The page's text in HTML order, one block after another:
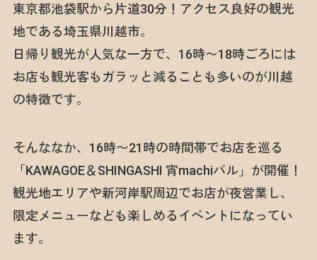
東京都池袋駅から片道30分！アクセス良好の観光
地である埼玉県川越市。
日帰り観光が人気な一方で、16時〜18時ごろには
お店も観光客もガラッと減ることも多いのが川越
の特徴です。
そんななか、16時〜21時の時間帯でお店を巡る
「KAWAGOE＆SHINGASHI 宵machiバル」が開催！
観光地エリアや新河岸駅周辺でお店が夜営業し、
限定メニューなども楽しめるイベントになってい
ます。